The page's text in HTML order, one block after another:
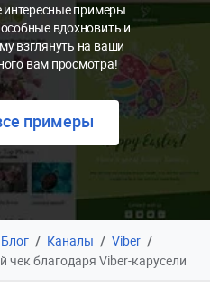
примеры
вдохновить и
взглянуть на ваши
вам просмотра!
примеры
Блог / Каналы / Viber /
чек благодаря Viber-карусели